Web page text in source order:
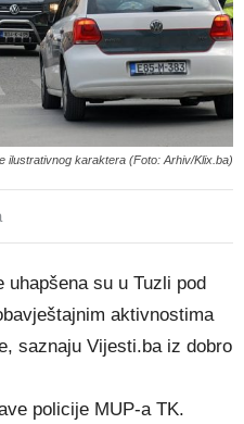
ilustrativnog karaktera (Foto: Arhiv/Klix.ba)
su u Tuzli pod
aktivnostima
saznaju Vijesti.ba iz dobro
policije MUP-a TK.